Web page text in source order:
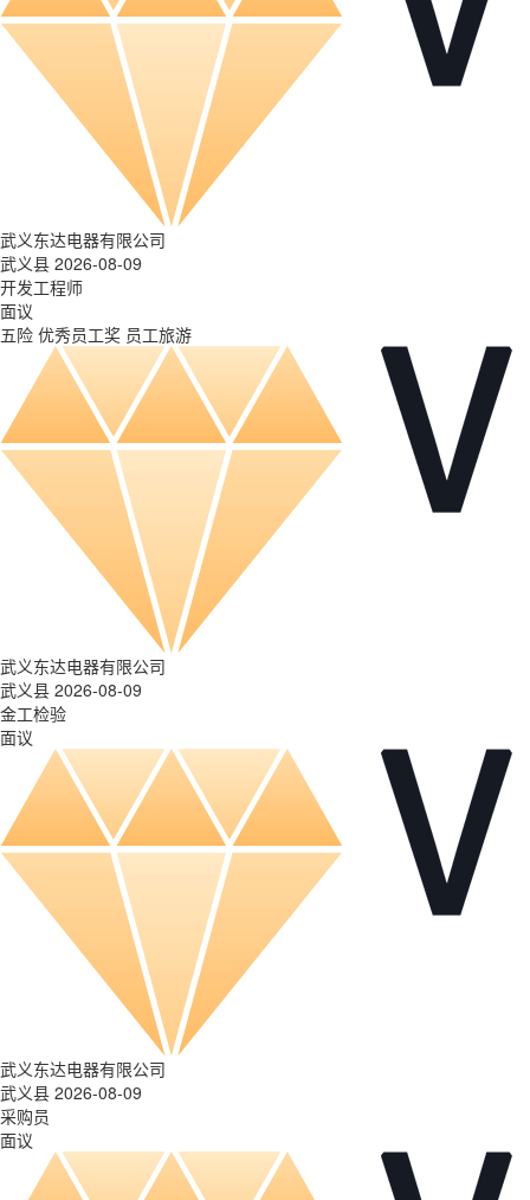
武义东达电器有限公司
武义县 2026-08-09
开发工程师
面议
五险 优秀员工奖 员工旅游
武义东达电器有限公司
武义县 2026-08-09
金工检验
面议
武义东达电器有限公司
武义县 2026-08-09
采购员
面议